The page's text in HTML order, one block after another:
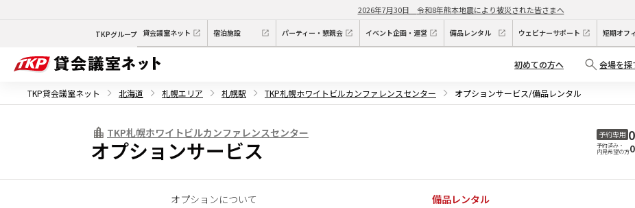
2026年7月30日 令和8年熊本地震により被災された皆さまへ
TKPグループ 貸会議室ネット 宿泊施設 パーティー・懇親会 イベント企画・運営 備品レンタル ウェビナーサポート 短期オフ
初めての方へ 会場を探
TKP貸会議室ネット 北海道 札幌エリア 札幌駅 TKP札幌ホワイトビルカンファレンスセンター オプションサービス/備品レンタル
TKP札幌ホワイトビルカンファレンスセンター
オプションサービス
予約専用
予約済み・
内見希望の方
オプションについて 備品レンタル